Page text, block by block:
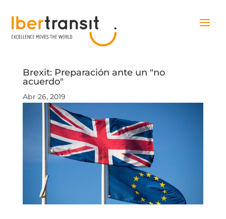
Brexit: Preparación ante un "no
acuerdo"
Abr 26, 2019